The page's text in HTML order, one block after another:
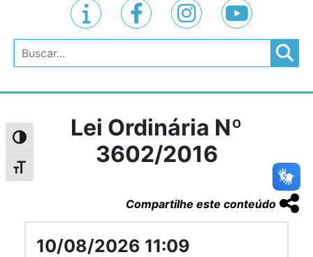
Alternar alto contraste
Alternar tamanho da fonte
Pesquisar
Lei Ordinária Nº
3602/2016
Compartilhe este conteúdo
10/08/2026 11:09